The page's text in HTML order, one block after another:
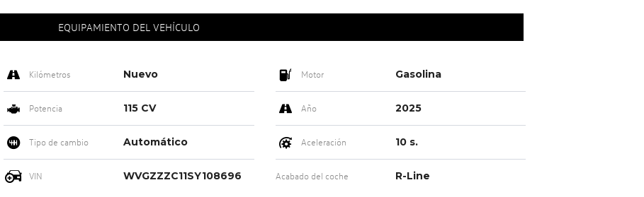
EQUIPAMIENTO DEL VEHÍCULO
Kilómetros Nuevo Motor Gasolina
Potencia 115 CV Año 2025
Tipo de cambio Automático Aceleración 10 s.
VIN WVGZZZC11SY108696 Acabado del coche R-Line